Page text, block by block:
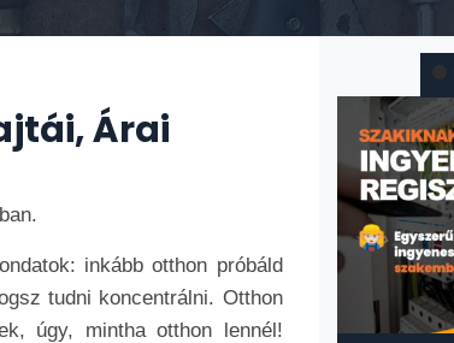
Árai
inkább otthon próbáld
tudni koncentrálni. Otthon
úgy, mintha otthon lennél!